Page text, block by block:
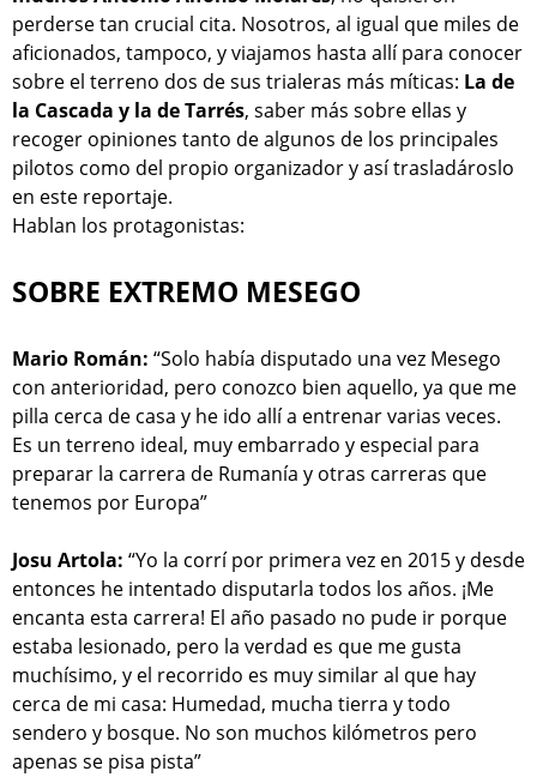
perderse tan crucial cita. Nosotros, al igual que miles de
aficionados, tampoco, y viajamos hasta allí para conocer
sobre el terreno dos de sus trialeras más míticas: La de
la Cascada y la de Tarrés, saber más sobre ellas y
recoger opiniones tanto de algunos de los principales
pilotos como del propio organizador y así trasladároslo
en este reportaje.
Hablan los protagonistas:
SOBRE EXTREMO MESEGO
Mario Román: “Solo había disputado una vez Mesego
con anterioridad, pero conozco bien aquello, ya que me
pilla cerca de casa y he ido allí a entrenar varias veces.
Es un terreno ideal, muy embarrado y especial para
preparar la carrera de Rumanía y otras carreras que
tenemos por Europa”
Josu Artola: “Yo la corrí por primera vez en 2015 y desde
entonces he intentado disputarla todos los años. ¡Me
encanta esta carrera! El año pasado no pude ir porque
estaba lesionado, pero la verdad es que me gusta
muchísimo, y el recorrido es muy similar al que hay
cerca de mi casa: Humedad, mucha tierra y todo
sendero y bosque. No son muchos kilómetros pero
apenas se pisa pista”